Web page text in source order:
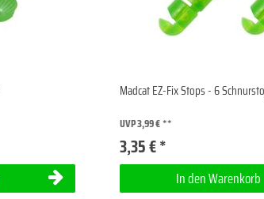
Madcat EZ-Fix Stops - 6
UVP 3,99 €
3,35 € *
In den Warenkorb